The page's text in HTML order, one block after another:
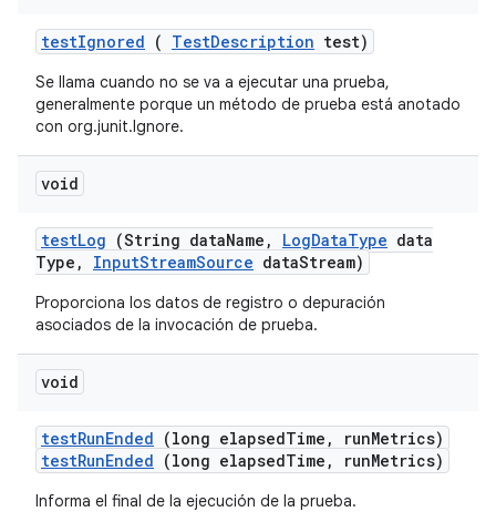
testIgnored ( TestDescription test)
Se llama cuando no se va a ejecutar una prueba,
generalmente porque un método de prueba está anotado
con org.junit.Ignore.
void
testLog (String dataName , LogDataType data
Type , InputStreamSource dataStream)
Proporciona los datos de registro o depuración
asociados de la invocación de prueba.
void
testRunEnded (long elapsedTime , runMetrics)
testRunEnded (long elapsedTime, runMetrics)
Informa el final de la ejecución de la prueba.